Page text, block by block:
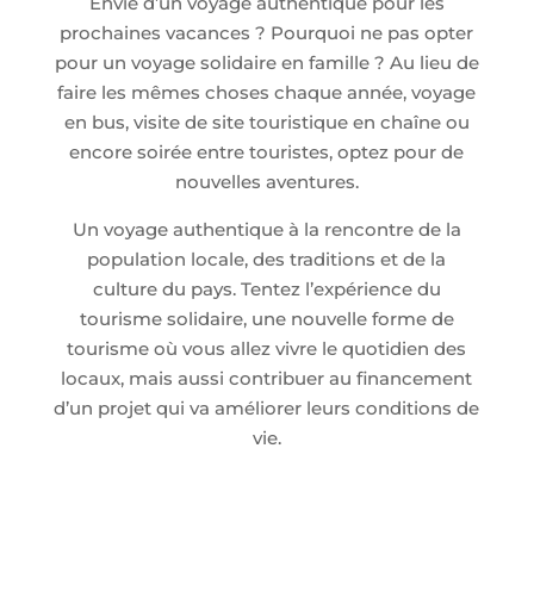
prochaines vacances ? Pourquoi ne pas opter
pour un voyage solidaire en famille ? Au lieu de
faire les mêmes choses chaque année, voyage
en bus, visite de site touristique en chaîne ou
encore soirée entre touristes, optez pour de
nouvelles aventures.
Un voyage authentique à la rencontre de la
population locale, des traditions et de la
culture du pays. Tentez l’expérience du
tourisme solidaire, une nouvelle forme de
tourisme où vous allez vivre le quotidien des
locaux, mais aussi contribuer au financement
d’un projet qui va améliorer leurs conditions de
vie.